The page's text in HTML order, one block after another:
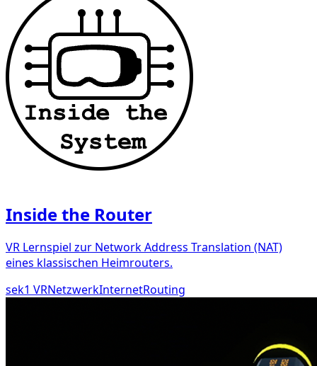
Inside the Router
VR Lernspiel zur Network Address Translation (NAT)
eines klassischen Heimrouters.
sek1 VRNetzwerkInternetRouting